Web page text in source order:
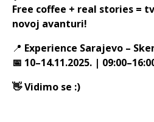
Free coffee + real stories =
novoj avanturi!
📍 Experience Sarajevo –
📅 10–14.11.2025. |
👋 Vidimo se :)